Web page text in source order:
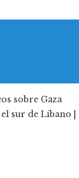
sobre Gaza
sur de Líbano |